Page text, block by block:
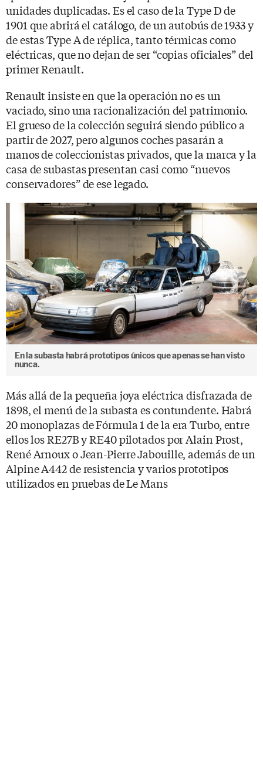
unidades duplicadas. Es el caso de la Type D de
1901 que abrirá el catálogo, de un autobús de 1933 y
de estas Type A de réplica, tanto térmicas como
eléctricas, que no dejan de ser “copias oficiales” del
primer Renault.
Renault insiste en que la operación no es un
vaciado, sino una racionalización del patrimonio.
El grueso de la colección seguirá siendo público a
partir de 2027, pero algunos coches pasarán a
manos de coleccionistas privados, que la marca y la
casa de subastas presentan casi como “nuevos
conservadores” de ese legado.
En la subasta habrá prototipos únicos que apenas se han visto
nunca.
Más allá de la pequeña joya eléctrica disfrazada de
1898, el menú de la subasta es contundente. Habrá
20 monoplazas de Fórmula 1 de la era Turbo, entre
ellos los RE27B y RE40 pilotados por Alain Prost,
René Arnoux o Jean-Pierre Jabouille, además de un
Alpine A442 de resistencia y varios prototipos
utilizados en pruebas de Le Mans